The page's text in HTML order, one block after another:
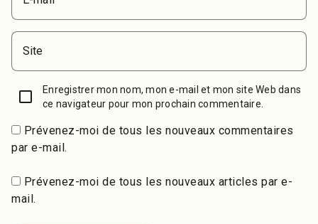
Site
Enregistrer mon nom, mon e-mail et mon site Web dans
ce navigateur pour mon prochain commentaire.
Prévenez-moi de tous les nouveaux commentaires
par e-mail.
Prévenez-moi de tous les nouveaux articles par e-
mail.